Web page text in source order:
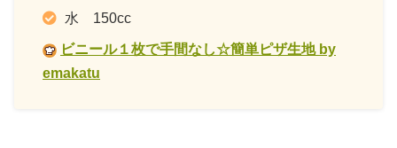
水 150cc
ビニール１枚で手間なし☆簡単ピザ生地 by
emakatu